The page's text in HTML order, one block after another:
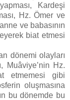
Kardeşi
Hz. Ömer ve
ve babasının
biat etmesi
dönemi olayları
Muâviye’nin Hz.
etmemesi gibi
oluşmasına
bu dönemde bu